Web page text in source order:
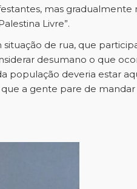
mas gradualmente
Livre”.
de rua, que
desumano o que
deveria estar
a gente pare de